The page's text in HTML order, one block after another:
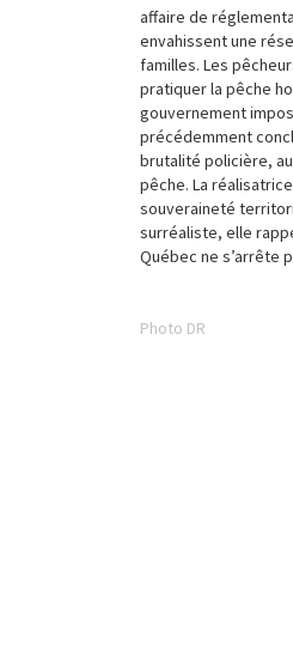
affaire de
envahissent une
familles. Les
pratiquer la pêche
gouvernement
précédemment
brutalité policière,
pêche. La
souveraineté
surréaliste, elle
Québec ne s’arrête
Photo DR